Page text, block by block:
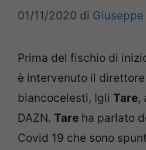
01/11/2020 di Giuseppe
Prima del fischio di
è intervenuto il
biancocelesti, Igli Tare,
DAZN. Tare ha parlato
Covid 19 che sono